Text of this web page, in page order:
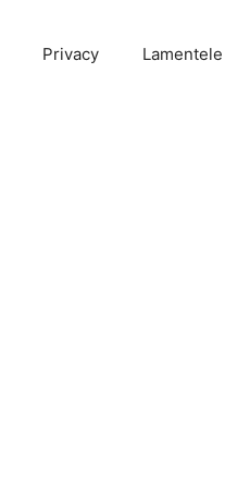
Privacy Lamentele